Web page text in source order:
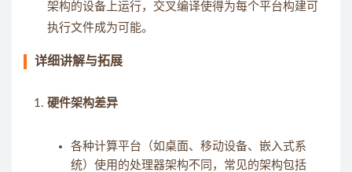
架构的设备上运行，交叉编译使得为每个平台构建可
执行文件成为可能。
详细讲解与拓展
硬件架构差异
各种计算平台（如桌面、移动设备、嵌入式系
统）使用的处理器架构不同，常见的架构包括